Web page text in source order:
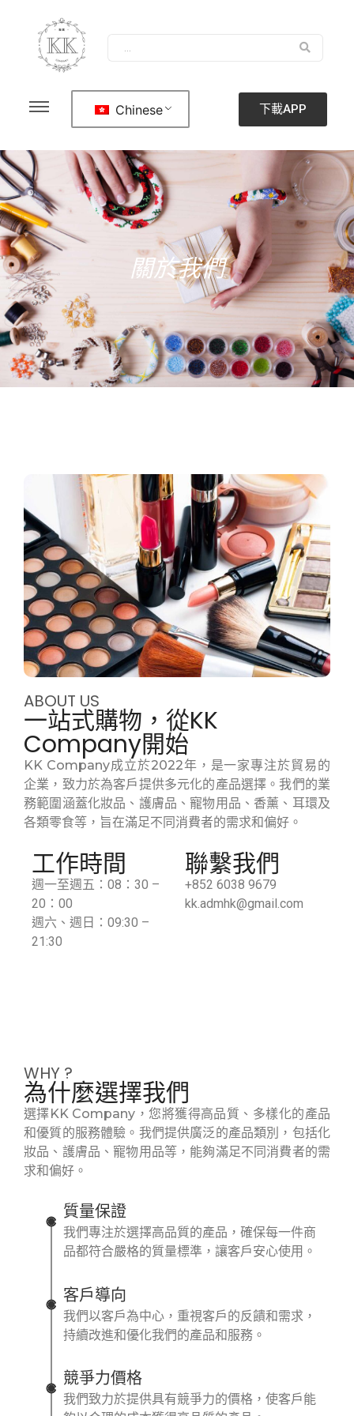
Chinese 下載APP
關於我們
ABOUT US
一站式購物，從KK
Company開始
KK Company成立於2022年，是一家專注於貿易的
企業，致力於為客戶提供多元化的產品選擇。我們的業
務範圍涵蓋化妝品、護膚品、寵物用品、香薰、耳環及
各類零食等，旨在滿足不同消費者的需求和偏好。
工作時間
週一至週五：08：30 –
20：00
週六、週日：09:30 –
21:30
聯繫我們
+852 6038 9679
kk.admhk@gmail.com
WHY ?
為什麼選擇我們
選擇KK Company，您將獲得高品質、多樣化的產品
和優質的服務體驗。我們提供廣泛的產品類別，包括化
妝品、護膚品、寵物用品等，能夠滿足不同消費者的需
求和偏好。
質量保證
我們專注於選擇高品質的產品，確保每一件商
品都符合嚴格的質量標準，讓客戶安心使用。
客戶導向
我們以客戶為中心，重視客戶的反饋和需求，
持續改進和優化我們的產品和服務。
競爭力價格
我們致力於提供具有競爭力的價格，使客戶能